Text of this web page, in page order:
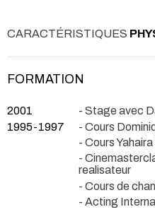
CARACTÉRISTIQUES
FORMATION
2001
- Stage avec
1995-1997
- Cours
- Cours
-
realisateur
- Cours de
- Acting